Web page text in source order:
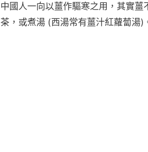
中國人一向以薑作驅寒之用，其實
茶，或煮湯 (西湯常有薑汁紅蘿蔔湯)